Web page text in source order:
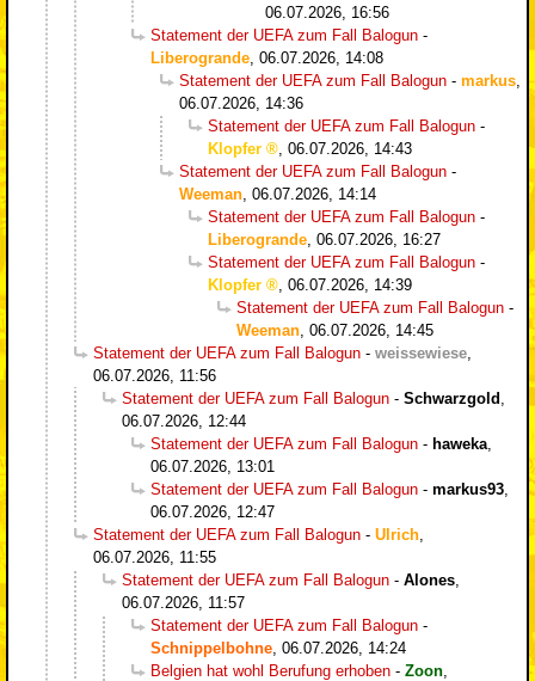
06.07.2026, 16:56
Statement der UEFA zum Fall Balogun -
Liberogrande 06.07.2026, 14:08
Statement der UEFA zum Fall Balogun - markus
06.07.2026, 14:36
Statement der UEFA zum Fall Balogun -
Klopfer
06.07.2026, 14:43
Statement der UEFA zum Fall Balogun -
Weeman 06.07.2026, 14:14
Statement der UEFA zum Fall Balogun -
Liberogrande 06.07.2026, 16:27
Statement der UEFA zum Fall Balogun -
Klopfer
06.07.2026, 14:39
Statement der UEFA zum Fall Balogun -
Weeman 06.07.2026, 14:45
Statement der UEFA zum Fall Balogun - weissewiese
06.07.2026, 11:56
Statement der UEFA zum Fall Balogun - Schwarzgold
06.07.2026, 12:44
Statement der UEFA zum Fall Balogun - haweka
06.07.2026, 13:01
Statement der UEFA zum Fall Balogun - markus93
06.07.2026, 12:47
Statement der UEFA zum Fall Balogun - Ulrich
06.07.2026, 11:55
Statement der UEFA zum Fall Balogun - Alones
06.07.2026, 11:57
Statement der UEFA zum Fall Balogun -
Schnippelbohne 06.07.2026, 14:24
Belgien hat wohl Berufung erhoben - Zoon